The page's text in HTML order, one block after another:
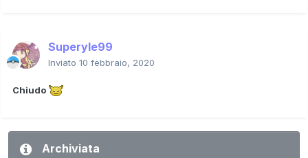
Superyle99
Inviato 10 febbraio, 2020
Chiudo
Archiviata